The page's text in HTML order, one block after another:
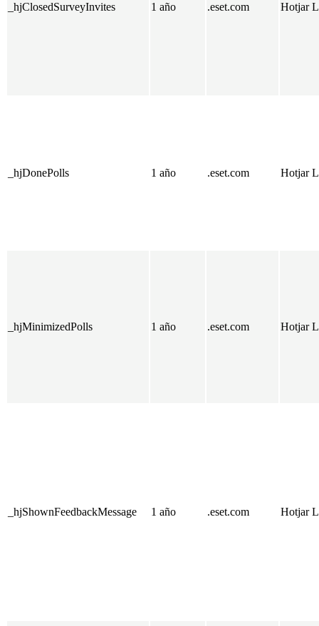
_hjClosedSurveyInvites 1 año .eset.com Hotjar
_hjDonePolls 1 año .eset.com Hotjar
_hjMinimizedPolls 1 año .eset.com Hotjar
_hjShownFeedbackMessage 1 año .eset.com Hotjar